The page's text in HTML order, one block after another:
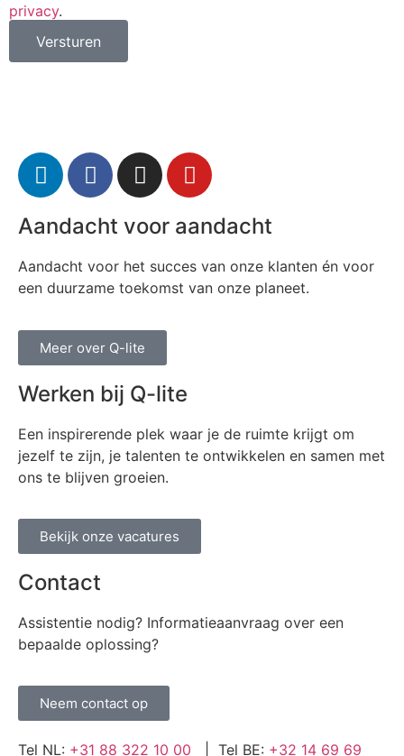
privacy.
Versturen
Aandacht voor aandacht
Aandacht voor het succes van onze klanten én voor
een duurzame toekomst van onze planeet.
Meer over Q-lite
Werken bij Q-lite
Een inspirerende plek waar je de ruimte krijgt om
jezelf te zijn, je talenten te ontwikkelen en samen met
ons te blijven groeien.
Bekijk onze vacatures
Contact
Assistentie nodig? Informatieaanvraag over een
bepaalde oplossing?
Neem contact op
Tel NL: +31 88 322 10 00 | Tel BE: +32 14 69 69